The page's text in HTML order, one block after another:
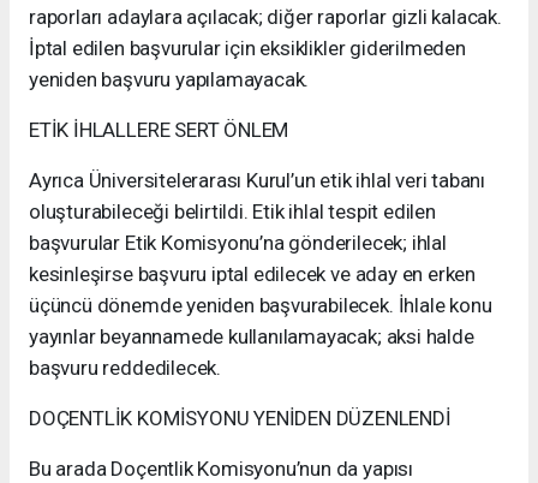
raporları adaylara açılacak; diğer raporlar gizli kalacak.
İptal edilen başvurular için eksiklikler giderilmeden
yeniden başvuru yapılamayacak.
ETİK İHLALLERE SERT ÖNLEM
Ayrıca Üniversitelerarası Kurul’un etik ihlal veri tabanı
oluşturabileceği belirtildi. Etik ihlal tespit edilen
başvurular Etik Komisyonu’na gönderilecek; ihlal
kesinleşirse başvuru iptal edilecek ve aday en erken
üçüncü dönemde yeniden başvurabilecek. İhlale konu
yayınlar beyannamede kullanılamayacak; aksi halde
başvuru reddedilecek.
DOÇENTLİK KOMİSYONU YENİDEN DÜZENLENDİ
Bu arada Doçentlik Komisyonu’nun da yapısı